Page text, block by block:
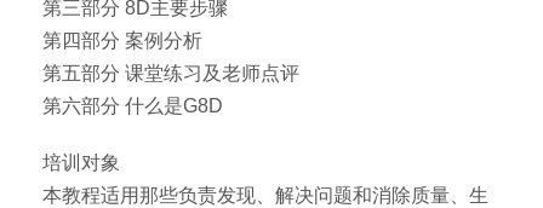
第三部分 8D主要步骤
第四部分 案例分析
第五部分 课堂练习及老师点评
第六部分 什么是G8D
培训对象
本教程适用那些负责发现、解决问题和消除质量、生